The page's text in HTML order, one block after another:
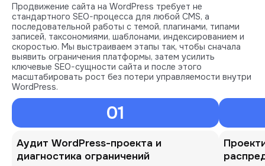
Продвижение сайта на WordPress требует не
стандартного SEO-процесса для любой CMS, а
последовательной работы с темой, плагинами, типами
записей, таксономиями, шаблонами, индексированием и
скоростью. Мы выстраиваем этапы так, чтобы сначала
выявить ограничения платформы, затем усилить
ключевые SEO-сущности сайта и после этого
масштабировать рост без потери управляемости внутри
WordPress.
01
Аудит WordPress-проекта и
диагностика ограничений